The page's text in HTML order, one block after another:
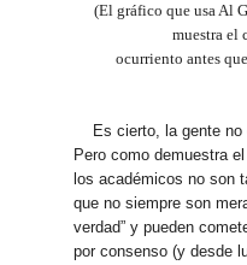
(El gráfico que usa Al
muestra el
ocurriento antes
Es cierto, la gente
Pero como demuestra
los académicos no son
que no siempre son
verdad” y pueden
por consenso (y desde